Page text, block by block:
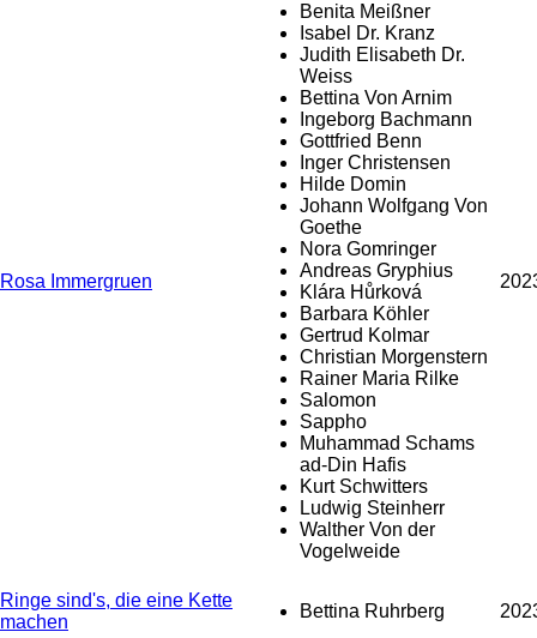
Rosa Immergruen
Benita Meißner
Isabel Dr. Kranz
Judith Elisabeth Dr.
Weiss
Bettina Von Arnim
Ingeborg Bachmann
Gottfried Benn
Inger Christensen
Hilde Domin
Johann Wolfgang Von
Goethe
Nora Gomringer
Andreas Gryphius
Klára Hůrková
Barbara Köhler
Gertrud Kolmar
Christian Morgenstern
Rainer Maria Rilke
Salomon
Sappho
Muhammad Schams
ad-Din Hafis
Kurt Schwitters
Ludwig Steinherr
Walther Von der
Vogelweide
Ringe sind's, die eine Kette
machen
Bettina Ruhrberg